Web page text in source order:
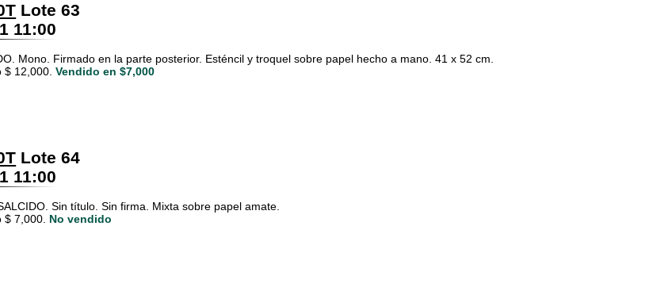
Lote 63
11:00
Mono. Firmado en la parte posterior. Esténcil y troquel sobre papel hecho a mano. 41 x 52 cm.
$ 12,000. Vendido en $7,000
Lote 64
11:00
Sin título. Sin firma. Mixta sobre papel amate.
$ 7,000. No vendido